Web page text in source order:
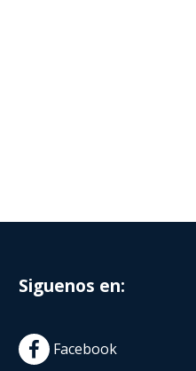
Siguenos en:
Facebook